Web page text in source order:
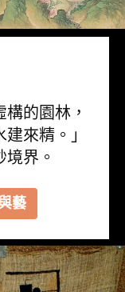
的園林，
來精。」
界。
藝